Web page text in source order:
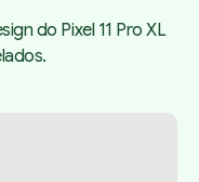
do Pixel 11 Pro XL